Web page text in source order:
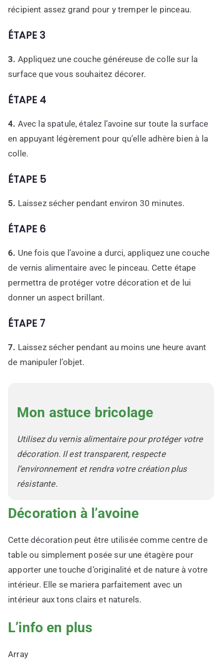
récipient assez grand pour y tremper le pinceau.
ÉTAPE 3
3. Appliquez une couche généreuse de colle sur la
surface que vous souhaitez décorer.
ÉTAPE 4
4. Avec la spatule, étalez l’avoine sur toute la surface
en appuyant légèrement pour qu’elle adhère bien à la
colle.
ÉTAPE 5
5. Laissez sécher pendant environ 30 minutes.
ÉTAPE 6
6. Une fois que l’avoine a durci, appliquez une couche
de vernis alimentaire avec le pinceau. Cette étape
permettra de protéger votre décoration et de lui
donner un aspect brillant.
ÉTAPE 7
7. Laissez sécher pendant au moins une heure avant
de manipuler l’objet.
Mon astuce bricolage
Utilisez du vernis alimentaire pour protéger votre
décoration. Il est transparent, respecte
l’environnement et rendra votre création plus
résistante.
Décoration à l’avoine
Cette décoration peut être utilisée comme centre de
table ou simplement posée sur une étagère pour
apporter une touche d’originalité et de nature à votre
intérieur. Elle se mariera parfaitement avec un
intérieur aux tons clairs et naturels.
L’info en plus
Array